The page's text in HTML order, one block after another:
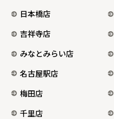
日本橋店
吉祥寺店
みなとみらい店
名古屋駅店
梅田店
千里店